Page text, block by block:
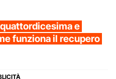
e
funziona il recupero